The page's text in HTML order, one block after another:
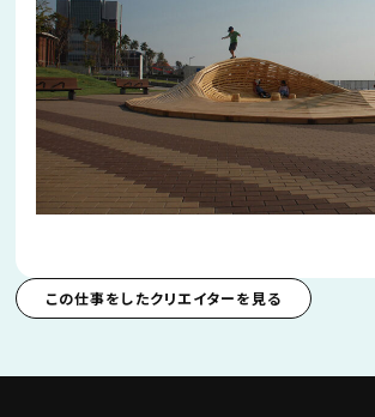
この仕事をしたクリエイターを見る